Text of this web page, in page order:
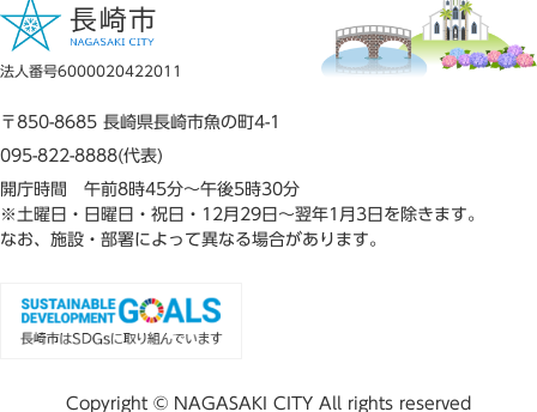
法人番号6000020422011
〒850-8685 長崎県長崎市魚の町4-1
095-822-8888(代表)
開庁時間 午前8時45分～午後5時30分
※土曜日・日曜日・祝日・12月29日～翌年1月3日を除きます。
なお、施設・部署によって異なる場合があります。
Copyright © NAGASAKI CITY All rights reserved